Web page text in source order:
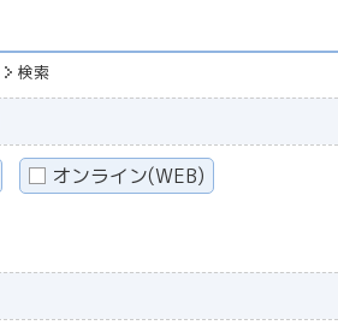
検索
オンライン(WEB)